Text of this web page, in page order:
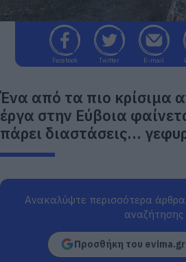
Facebook Twitter E-mail
Ένα από τα πιο κρίσιμα
έργα στην Εύβοια
πάρει διαστάσεις…
Ανακαλύψτε περισσότερα
αναζήτησης
Προσθήκη του